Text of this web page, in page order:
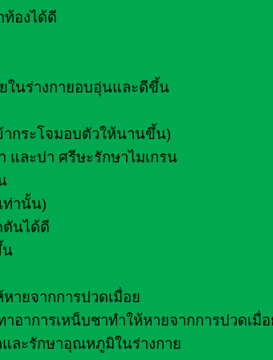
องได้ดี
ในร่างกายอบอุ่นและดีขึ้น
ากระโจมอบตัวให้นานขึ้น)
ละบ่า ศรีษะรักษาไมเกรน
ท่านั้น)
นได้ดี
น
ายจากการปวดเมื่อย
อาการเหน็บชาทำให้หายจากการปวดเมื่
ละรักษาอุณหภูมิในร่างกาย